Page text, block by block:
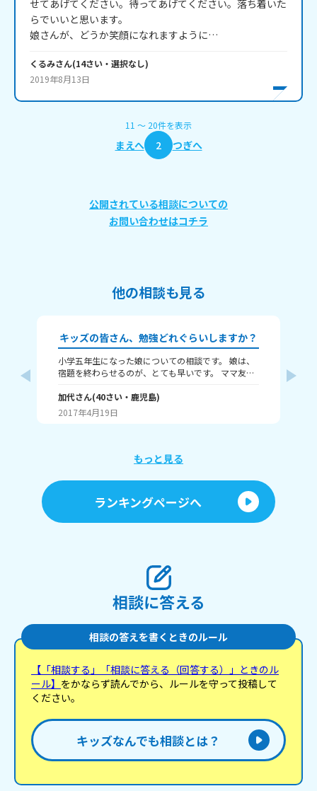
せてあげてください。待ってあげてください。落ち着いた
らでいいと思います。
娘さんが、どうか笑顔になれますように…
くるみさん(14さい・ 選択なし)
2019年8月13日
11 〜 20件を表示
まえへ 2 つぎへ
公開されている相談についての
お問い合わせはコチラ
他の相談も見る
キッズの皆さん、勉強どれぐらいしますか？
小学五年生になった娘についての相談です。 娘は、
宿題を終わらせるのが、とても早いです。 ママ友に
かかるそうです。 でも、娘は、10分～20分ですんで
います。 ちゃんとやったのか聞いても、ちゃんとや
ったと言います。 その宿題は、日記、漢字、宅習の
加代さん(40さい・ 鹿児島)
2017年4月19日
もっと見る
ランキングページへ
相談に答える
相談の答えを書くときのルール
【「相談する」「相談に答える（回答する）」ときのル
ール】 をかならず読んでから、ルールを守って投稿して
ください。
キッズなんでも相談とは？